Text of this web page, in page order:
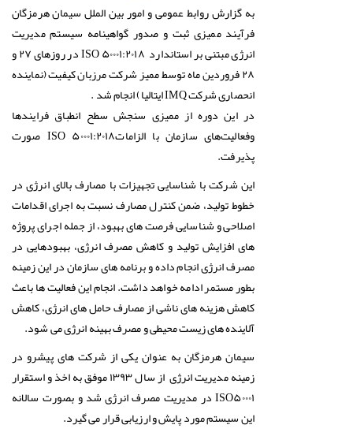
به گزارش روابط عمومی و امور بین الملل سیمان هرمزگان
فرآیند ممیزی ثبت و صدور گواهینامه سیستم مدیریت
انرژی مبتنی بر استاندارد ISO ۵۰۰۰۱:۲۰۱۸ در روزهای ۲۷ و
۲۸ فروردین ماه توسط ممیز شرکت مرزبان کیفیت (نماینده
انحصاری شرکت IMQ ایتالیا) انجام شد .
در این دوره از ممیزی سنجش سطح انطباق فرایند‌ها
وفعالیت‌های سازمان با الزاماتISO ۵۰۰۰۱:۲۰۱۸ صورت
پذیرفت.
این شرکت با شناسایی تجهیزات با مصارف بالای انرژی در
خطوط تولید، ضمن کنترل مصارف نسبت به اجرای اقدامات
اصلاحی و شناسایی فرصت های بهبود، از جمله اجرای پروژه
های افزایش تولید و کاهش مصرف انرژی، بهبودهایی در
مصرف انرژی انجام داده و برنامه های سازمان در این زمینه
بطور مستمر ادامه خواهد داشت. انجام این فعالیت ها باعث
کاهش هزینه های ناشی از مصارف حامل های انرژی، کاهش
آلاینده های زیست محیطی و مصرف بهینه انرژی می شود.
سیمان هرمزگان به عنوان یکی از شرکت های پیشرو در
زمینه مدیریت انرژی از سال ۱۳۹۳ موفق به اخذ و استقرار
ISO۵۰۰۰۱ در مدیریت مصرف انرژی شد و بصورت سالانه
این سیستم مورد پایش و ارزیابی قرار می گیرد.